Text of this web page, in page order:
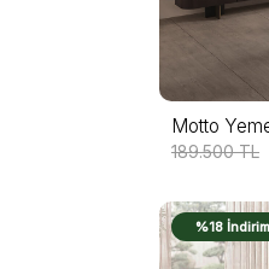
Motto
189.500TL
%18 İndirim